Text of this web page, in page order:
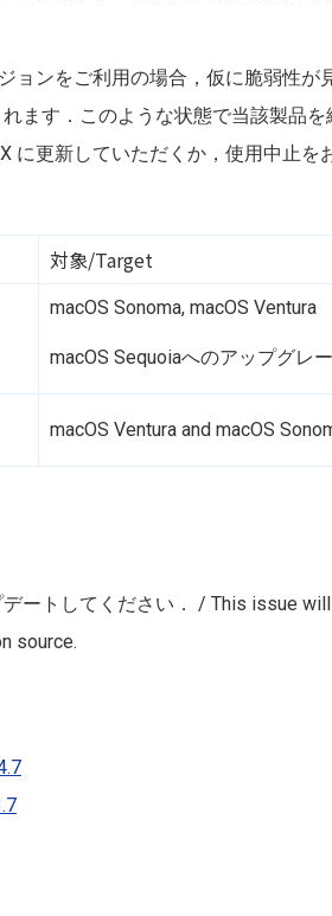
ョンをご利用の場合，仮に脆弱性
ます．このような状態で当該製品
に更新していただくか，使用中止を
対象/Target
macOS Sonoma, macOS Ventura
macOS Sequoiaへのアップグレ
macOS Ventura and macOS
ートしてください． / This issue
source.